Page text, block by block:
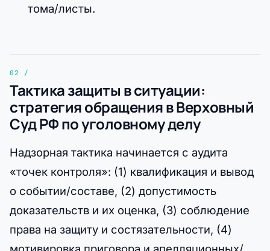
тома/листы.
Тактика защиты в ситуации:
стратегия обращения в Верховный
Суд РФ по уголовному делу
Надзорная тактика начинается с аудита
«точек контроля»: (1) квалификация и вывод
о событии/составе, (2) допустимость
доказательств и их оценка, (3) соблюдение
права на защиту и состязательности, (4)